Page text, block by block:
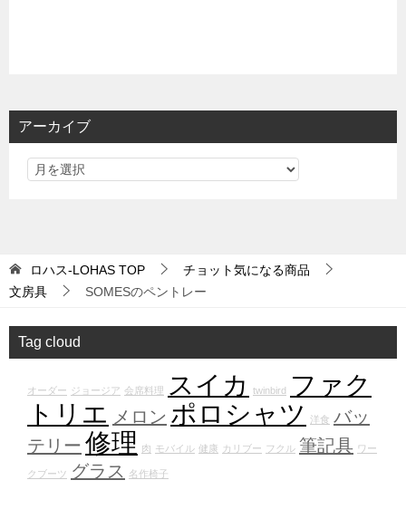
アーカイブ
ロハス-LOHAS TOP
チョット気になる商品
文房具
SOMESのペントレー
Tag cloud
オーダー ジョージア 会席料理 スイカ twinbird
ファク
トリエ メロン ポロシャツ 洋食 バッ
テリー 修理 肉 モバイル 健康 カリブー フクル 筆記具 ワー
クブーツ グラス 名作椅子